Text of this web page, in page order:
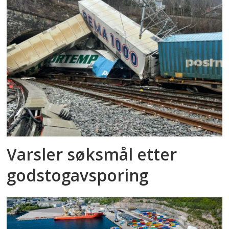
Varsler søksmål etter
godstog­avsporing